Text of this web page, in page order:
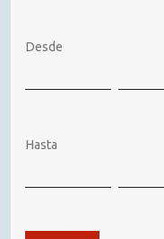
Desde
Hasta